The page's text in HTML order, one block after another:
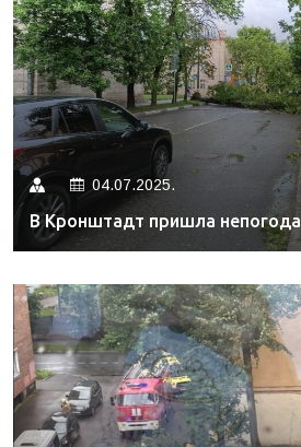
04.07.2025.
В Кронштадт пришла непогода